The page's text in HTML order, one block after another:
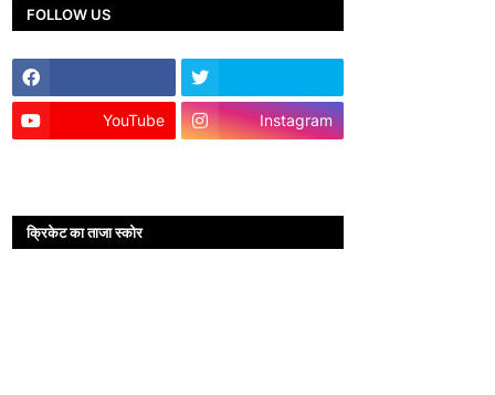
FOLLOW US
YouTube Instagram
क्रिकेट का ताजा स्कोर